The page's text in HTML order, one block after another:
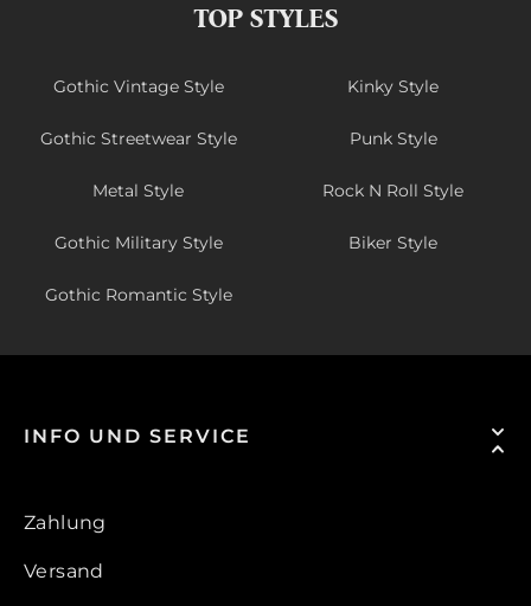
TOP STYLES
Gothic Vintage Style Kinky Style
Gothic Streetwear Style Punk Style
Metal Style Rock N Roll Style
Gothic Military Style Biker Style
Gothic Romantic Style
INFO UND SERVICE
Zahlung
Versand